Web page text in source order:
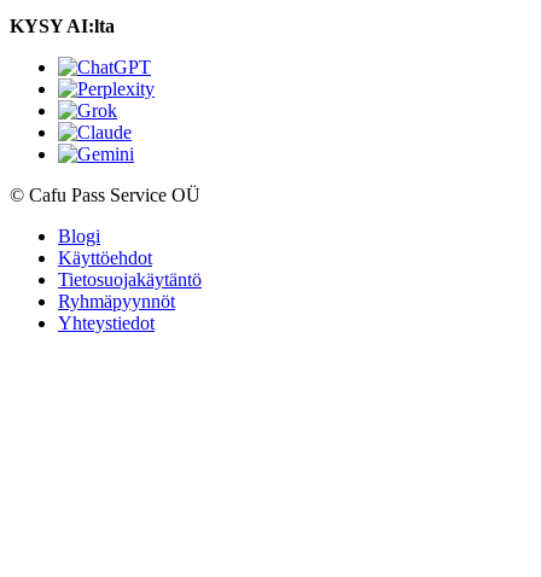
KYSY AI:lta
© Cafu Pass Service OÜ
Blogi
Käyttöehdot
Tietosuojakäytäntö
Ryhmäpyynnöt
Yhteystiedot